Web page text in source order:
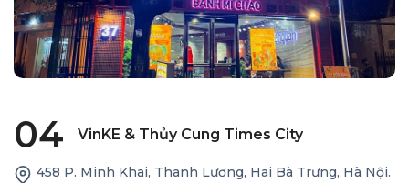
04 VinKE & Thủy Cung Times City
458 P. Minh Khai, Thanh Lương, Hai Bà Trưng, Hà Nội.